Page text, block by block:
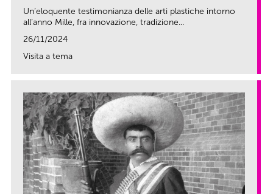
Un’eloquente testimonianza delle arti plastiche intorno
all’anno Mille, fra innovazione, tradizione...
26/11/2024
Visita a tema